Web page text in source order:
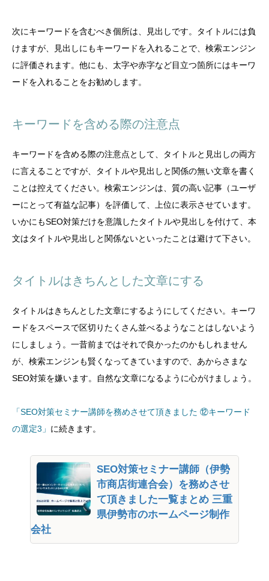
次にキーワードを含むべき個所は、見出しです。タイトルには負
けますが、見出しにもキーワードを入れることで、検索エンジン
に評価されます。他にも、太字や赤字など目立つ箇所にはキーワ
ードを入れることをお勧めします。
キーワードを含める際の注意点
キーワードを含める際の注意点として、タイトルと見出しの両方
に言えることですが、タイトルや見出しと関係の無い文章を書く
ことは控えてください。検索エンジンは、質の高い記事（ユーザ
ーにとって有益な記事）を評価して、上位に表示させています。
いかにもSEO対策だけを意識したタイトルや見出しを付けて、本
文はタイトルや見出しと関係ないといったことは避けて下さい。
タイトルはきちんとした文章にする
タイトルはきちんとした文章にするようにしてください。キーワ
ードをスペースで区切りたくさん並べるようなことはしないよう
にしましょう。一昔前まではそれで良かったのかもしれません
が、検索エンジンも賢くなってきていますので、あからさまな
SEO対策を嫌います。自然な文章になるように心がけましょう。
「SEO対策セミナー講師を務めさせて頂きました ⑫キーワード
の選定3」 に続きます。
SEO対策セミナー講師（伊勢
市商店街連合会）を務めさせ
て頂きました一覧まとめ 三重
県伊勢市のホームページ制作
会社